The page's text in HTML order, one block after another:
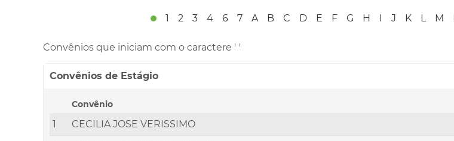
1 2 3 4 6 7 A B C D E F G H J K L M
Convênios que iniciam com o caractere ' '
Convênios de Estágio
Convênio
1 CECILIA JOSE VERISSIMO